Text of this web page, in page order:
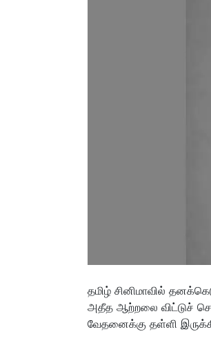
தமிழ் சினிமாவில்
அதீத ஆற்றலை விட்டுச்
வேதனைக்கு தள்ளி